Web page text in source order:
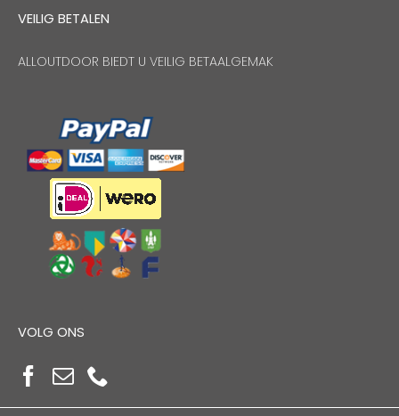
VEILIG BETALEN
ALLOUTDOOR BIEDT U VEILIG BETAALGEMAK
VOLG ONS